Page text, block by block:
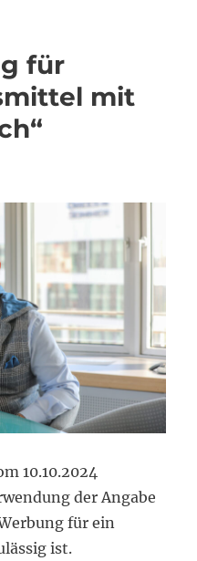
für
mit
10.10.2024
der Angabe
für ein
ist.